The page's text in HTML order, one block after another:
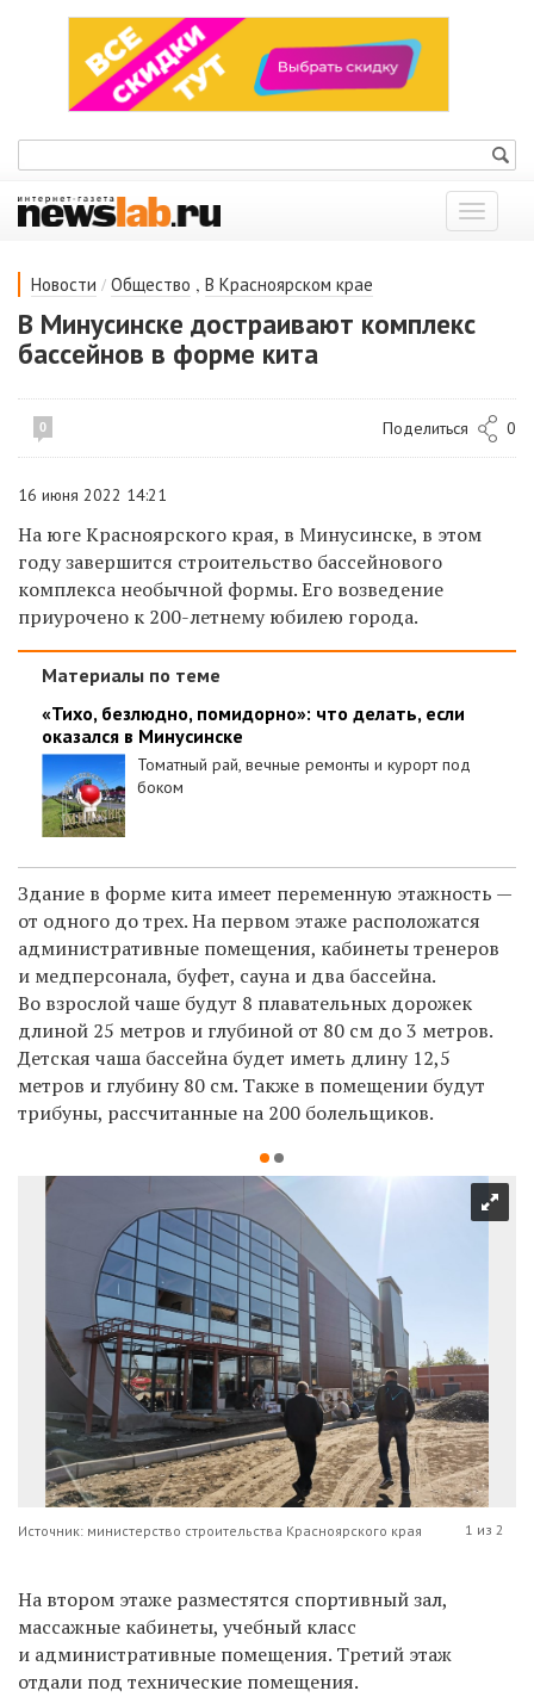
Показать
меню
Новости / Общество , В Красноярском крае
В Минусинске достраивают комплекс
бассейнов в форме кита
0 Поделиться 0
16 июня 2022 14:21
На юге Красноярского края, в Минусинске, в этом
году завершится строительство бассейнового
комплекса необычной формы. Его возведение
приурочено к 200-летнему юбилею города.
Материалы по теме
«Тихо, безлюдно, помидорно»: что делать, если
оказался в Минусинске
Томатный рай, вечные ремонты и курорт под
боком
Здание в форме кита имеет переменную этажность —
от одного до трех.На первом этаже расположатся
административные помещения, кабинеты тренеров
и медперсонала, буфет, сауна и два бассейна.
Во взрослой чаше будут 8 плавательных дорожек
длиной 25 метров и глубиной от 80 см до 3 метров.
Детская чаша бассейна будет иметь длину 12,5
метров и глубину 80 см. Также в помещении будут
трибуны, рассчитанные на 200 болельщиков.
Источник: министерство строительства Красноярского края 1 из 2
На втором этаже разместятся спортивный зал,
массажные кабинеты, учебный класс
и административные помещения. Третий этаж
отдали под технические помещения.